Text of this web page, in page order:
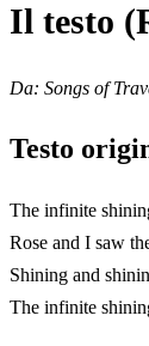
Il testo
Da: Songs of
Testo
The infinite
Rose and I saw
Shining and
The infinite